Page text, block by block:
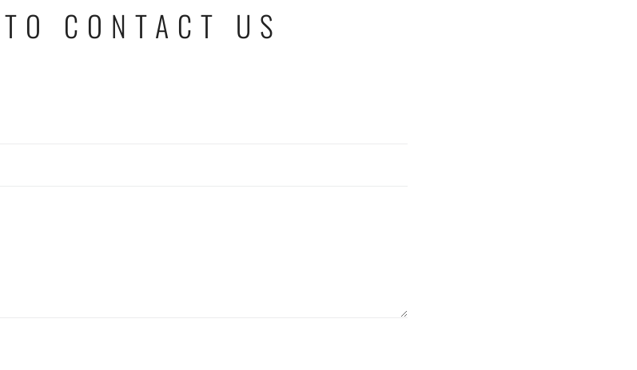
CONTACT US